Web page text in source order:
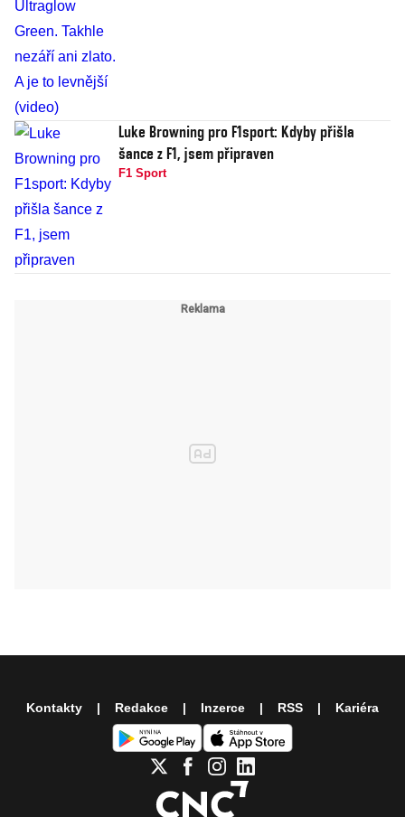
Luke Browning pro F1sport: Kdyby přišla
šance z F1, jsem připraven
F1 Sport
Kontakty Redakce Inzerce RSS Kariéra